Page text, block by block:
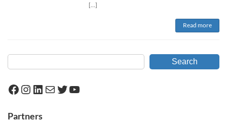
[…]
Read more
Search
Facebook
Instagram
LinkedIn
MailTwitter
YouTube
Partners